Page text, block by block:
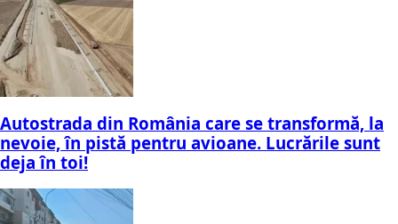
Autostrada din România care se transformă, la
nevoie, în pistă pentru avioane. Lucrările sunt
deja în toi!